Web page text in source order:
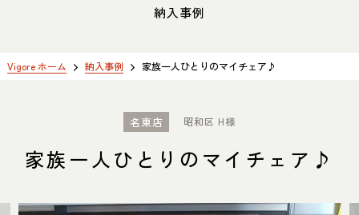
イベント/ニュース
ITEM
よくあるご質問
コラム
ORDER MADE
納入事例
Vigore ホーム 納入事例 家族一人ひとりのマイチェア♪
名東店 昭和区 H様
家族一人ひとりのマイチェア♪